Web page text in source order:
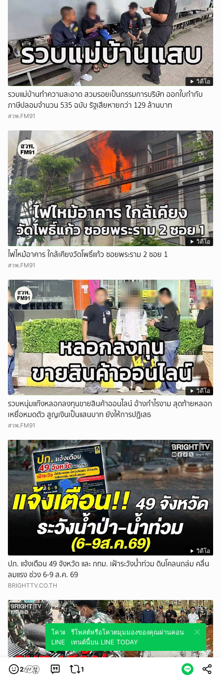
วิดีโอ
รวบแม่บ้านทำความสะอาด สวมรอยเป็นกรรมการบริษัท ออกใบกำกับ
ภาษีปลอมจำนวน 535 ฉบับ รัฐเสียหายกว่า 129 ล้านบาท
สวพ.FM91
วิดีโอ
ไฟไหม้อาคาร ใกล้เคียงวัดโพธิ์แก้ว ซอยพระราม 2 ซอย 1
สวพ.FM91
วิดีโอ
รวบหนุ่มแก๊งหลอกลงทุนขายสินค้าออนไลน์ อ้างกำไรงาม สุดท้ายหลอก
เหยื่อหมดตัว สูญเงินเป็นแสนบาท ยังให้การปฏิเสธ
สวพ.FM91
วิดีโอ
ปภ. แจ้งเตือน 49 จังหวัด และ กทม. เฝ้าระวังน้ำท่วม ดินโคลนถล่ม คลื่น
ลมแรง ช่วง 6-9 ส.ค. 69
BRIGHTTV.CO.TH
2
โควตมุมมองของคุณผ่านคอนเทนต์นี้บน
LINE TODAY
1
รีโพสต์หรือโควตมุมมองของคุณผ่านคอน
เทนต์นี้บน LINE TODAY